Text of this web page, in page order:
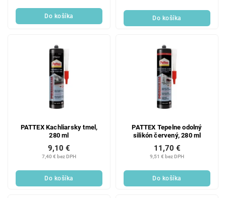
Do košíka Do košíka
PATTEX Kachliarsky tmel,
280 ml
7,40 € bez DPH
9,10 €
Do košíka
PATTEX Tepelne odolný
silikón červený, 280 ml
9,51 € bez DPH
11,70 €
Do košíka